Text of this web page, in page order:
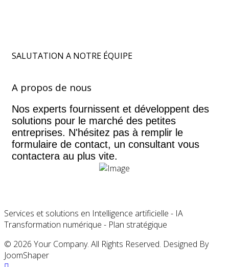
SALUTATION A NOTRE ÉQUIPE
A propos de nous
Nos experts fournissent et développent des
solutions pour le marché des petites
entreprises. N'hésitez pas à remplir le
formulaire de contact, un consultant vous
contactera au plus vite.
Services et solutions en Intelligence artificielle - IA
Transformation numérique - Plan stratégique
© 2026 Your Company. All Rights Reserved. Designed By
JoomShaper